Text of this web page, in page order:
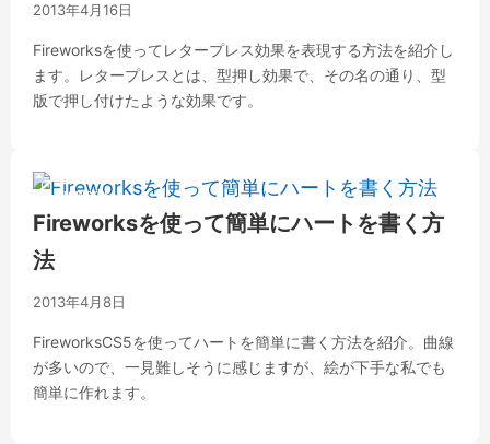
2013年4月16日
Fireworksを使ってレタープレス効果を表現する方法を紹介し
ます。レタープレスとは、型押し効果で、その名の通り、型
版で押し付けたような効果です。
Fireworks
Fireworksを使って簡単にハートを書く方
法
2013年4月8日
FireworksCS5を使ってハートを簡単に書く方法を紹介。曲線
が多いので、一見難しそうに感じますが、絵が下手な私でも
簡単に作れます。